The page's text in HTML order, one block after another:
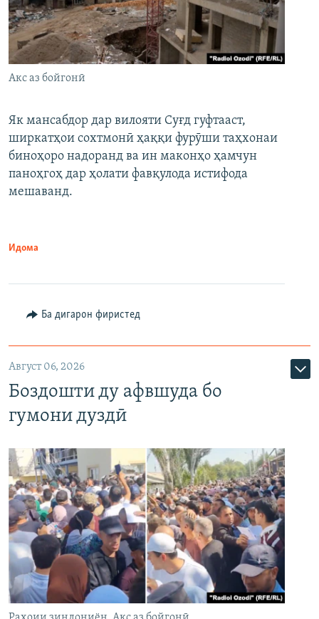
Акс аз бойгонӣ
Як мансабдор дар вилояти Суғд гуфтааст,
ширкатҳои сохтмонӣ ҳаққи фурӯши таҳхонаи
биноҳоро надоранд ва ин маконҳо ҳамчун
паноҳгоҳ дар ҳолати фавқулода истифода
мешаванд.
Идома
Ба дигарон фиристед
Август 06, 2026
Боздошти ду афвшуда бо
гумони дуздӣ